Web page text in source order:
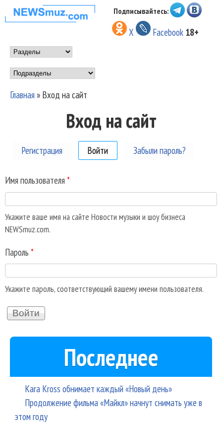
Перейти к основному
содержанию
НОВОСТИ
МУЗЫКИ И
ШОУ БИЗНЕСА
NEWSMUZ.COM
Подписывайтесь:
X Facebook 18+
Main menu
Подразделы
Вы здесь
Главная» Вход на сайт
Вход на сайт
Регистрация Войти (активная вкладка)
Забыли пароль?
Имя пользователя *
Укажите ваше имя на сайте Новости музыки и шоу бизнеса
NEWSmuz.com.
Пароль *
Укажите пароль, соответствующий вашему имени пользователя.
Последнее
Kara Kross обнимает каждый «Новый день»
Продолжение фильма «Майкл» начнут снимать уже в
этом году